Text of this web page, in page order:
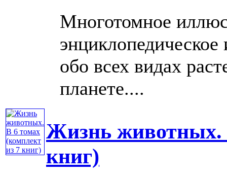
Многотомное
энциклопедическое
обо всех видах
планете....
Жизнь животных.
книг)